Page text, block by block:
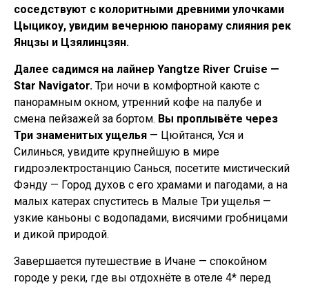
соседствуют с колоритными древними улочками
Цыцикоу, увидим вечернюю панораму слияния рек
Янцзы и Цзялинцзян.
Далее садимся на лайнер Yangtze River Cruise —
Star Navigator. Три ночи в комфортной каюте с
панорамным окном, утренний кофе на палубе и
смена пейзажей за бортом. Вы проплывёте через
Три знаменитых ущелья — Цюйтанся, Уся и
Силинься, увидите крупнейшую в мире
гидроэлектростанцию Санься, посетите мистический
Фэнду — Город духов с его храмами и пагодами, а на
малых катерах спуститесь в Малые Три ущелья —
узкие каньоны с водопадами, висячими гробницами
и дикой природой.
Завершается путешествие в Ичане — спокойном
городе у реки, где вы отдохнёте в отеле 4* перед